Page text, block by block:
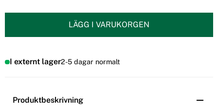
LÄGG I VARUKORGEN
I externt lager2-5 dagar normalt
Produktbeskrivning